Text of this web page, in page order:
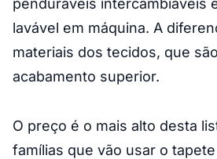
penduráveis intercambiáveis
lavável em máquina. A
materiais dos tecidos, que
acabamento superior.
O preço é o mais alto desta
famílias que vão usar o